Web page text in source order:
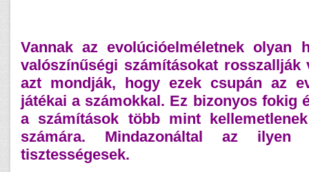
Vannak az evolúcióelméletnek olyan
valószínűségi számításokat rosszallják
azt mondják, hogy ezek csupán az
játékai a számokkal. Ez bizonyos fokig
a számítások több mint
számára. Mindazonáltal az ilyen
tisztességesek.